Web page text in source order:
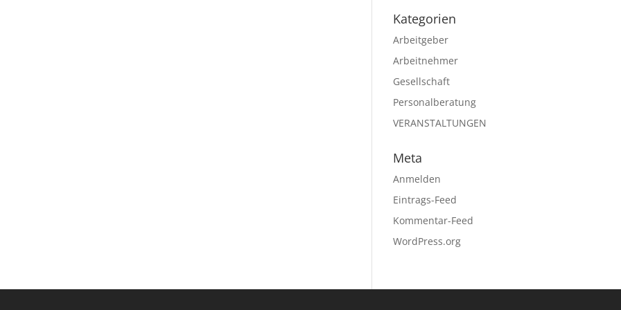
Kategorien
Arbeitgeber
Arbeitnehmer
Gesellschaft
Personalberatung
VERANSTALTUNGEN
Meta
Anmelden
Eintrags-Feed
Kommentar-Feed
WordPress.org